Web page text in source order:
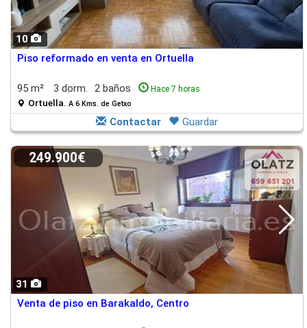
10
Piso reformado en venta en Ortuella
95 m² 3 dorm. 2 baños Hace 7 horas
Ortuella. A 6 Kms. de Getxo
Contactar Guardar
31
249.900€
Venta de piso en Barakaldo, Centro